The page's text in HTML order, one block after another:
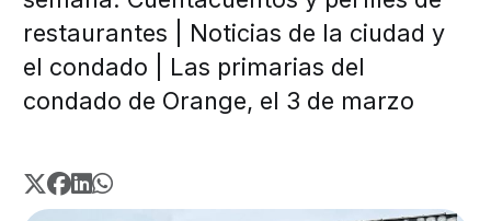
restaurantes | Noticias de la ciudad y
el condado | Las primarias del
condado de Orange, el 3 de marzo